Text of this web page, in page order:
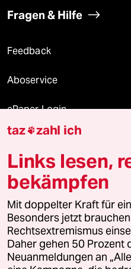
Fragen & Hilfe
Feedback
Aboservice
ePaper Login
Downloads für Abonnierende
© 2026 taz Verlags und
Alle Rechte vorbehalten. Bei
wenden Sie sich bitte an
Feedback
taz zahl ich
Links lesen,
bekämpfen
Mit doppelter Kraft für
Besonders jetzt
Rechtsextremismus
Daher gehen 50 Prozent
Neuanmeldungen an